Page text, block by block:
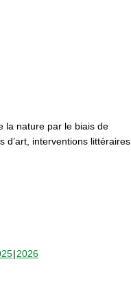
la nature par le biais de
interventions littéraires,
2026